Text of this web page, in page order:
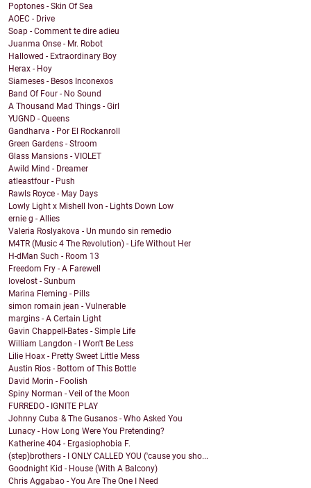
Poptones - Skin Of Sea
AOEC - Drive
Soap - Comment te dire adieu
Juanma Onse - Mr. Robot
Hallowed - Extraordinary Boy
Herax - Hoy
Siameses - Besos Inconexos
Band Of Four - No Sound
A Thousand Mad Things - Girl
YUGND - Queens
Gandharva - Por El Rockanroll
Green Gardens - Stroom
Glass Mansions - VIOLET
Awild Mind - Dreamer
atleastfour - Push
Rawls Royce - May Days
Lowly Light x Mishell Ivon - Lights Down Low
ernie g - Allies
Valeria Roslyakova - Un mundo sin remedio
M4TR (Music 4 The Revolution) - Life Without Her
H-dMan Such - Room 13
Freedom Fry - A Farewell
lovelost - Sunburn
Marina Fleming - Pills
simon romain jean - Vulnerable
margins - A Certain Light
Gavin Chappell-Bates - Simple Life
William Langdon - I Won't Be Less
Lilie Hoax - Pretty Sweet Little Mess
Austin Rios - Bottom of This Bottle
David Morin - Foolish
Spiny Norman - Veil of the Moon
FURREDO - IGNITE PLAY
Johnny Cuba & The Gusanos - Who Asked You
Lunacy - How Long Were You Pretending?
Katherine 404 - Ergasiophobia F.
(step)brothers - I ONLY CALLED YOU ('cause you sho...
Goodnight Kid - House (With A Balcony)
Chris Aggabao - You Are The One I Need